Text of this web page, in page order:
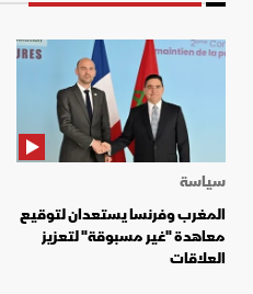
سياسة
المغرب وفرنسا يستعدان لتوقيع
معاهدة "غير مسبوقة" لتعزيز
العلاقات